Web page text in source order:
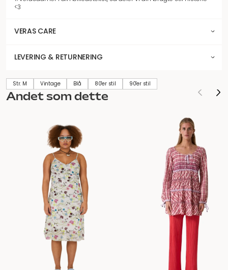
<3
VERAS CARE
LEVERING & RETURNERING
Str. M Vintage Blå 80'er stil 90'er stil
Andet som dette